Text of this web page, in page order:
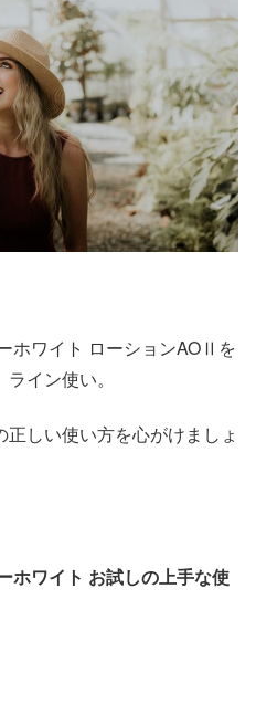
ホワイト ローションAOⅡを
イン使い。
しい使い方を心がけましょ
ホワイト お試しの上手な使